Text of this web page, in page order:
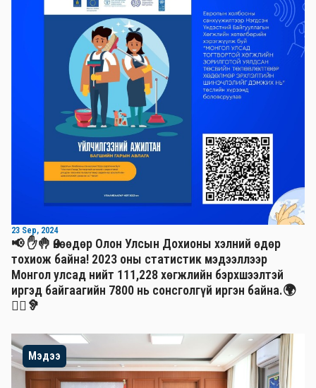
23 Sep, 2024
📢 ✋🤚 Өнөөдөр Олон Улсын Дохионы хэлний өдөр
тохиож байна! 2023 оны статистик мэдээллээр
Монгол улсад нийт 111,228 хөгжлийн бэрхшээлтэй
иргэд байгаагийн 7800 нь сонсголгүй иргэн байна.🌍
🧏‍♂️🦻
Мэдээ